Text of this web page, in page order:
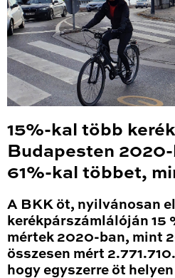
15%-kal több
Budapesten
61%-kal többet,
A BKK öt, nyilvánosan
kerékpárszámlálóján
mértek 2020-ban, mint
összesen mért
hogy egyszerre öt